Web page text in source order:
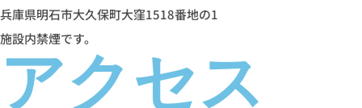
兵庫県明石市大久保町大窪1518番地の1
施設内禁煙です。
アクセス